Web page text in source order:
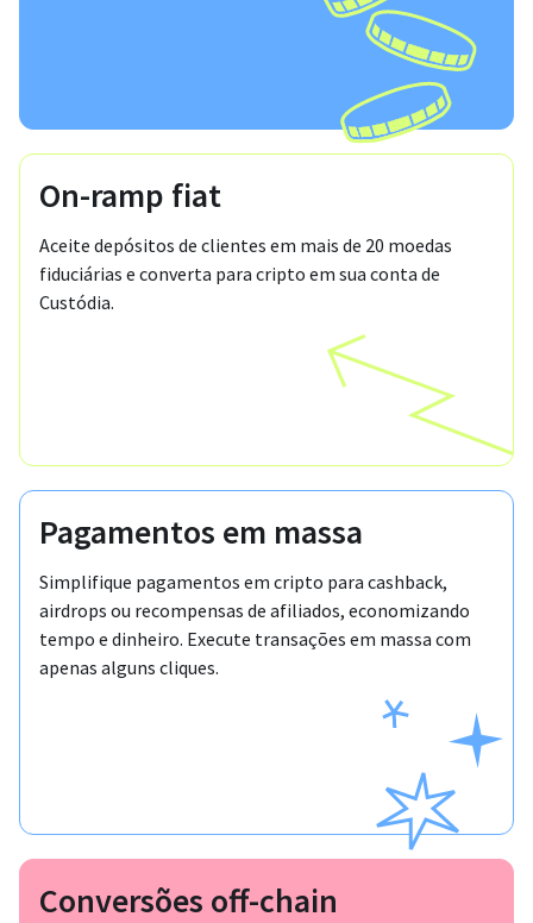
On-ramp fiat
Aceite depósitos de clientes em mais de 20 moedas
fiduciárias e converta para cripto em sua conta de
Custódia.
Pagamentos em massa
Simplifique pagamentos em cripto para cashback,
airdrops ou recompensas de afiliados, economizando
tempo e dinheiro. Execute transações em massa com
apenas alguns cliques.
Conversões off-chain